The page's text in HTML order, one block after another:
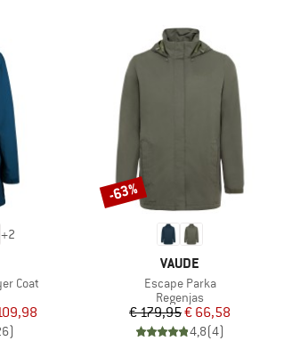
+2
Coat
prijs
)
MERK
VAUDE
Artikel
Escape Parka
Productgroep
Regenjas
Prijs
€ 179,95Verlaagde prijs
€ 66,58
4,8(4)
Korting
-63%